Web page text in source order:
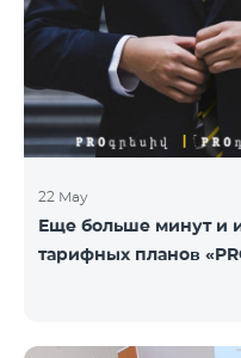
22 May
Еще больше минут и
тарифных планов